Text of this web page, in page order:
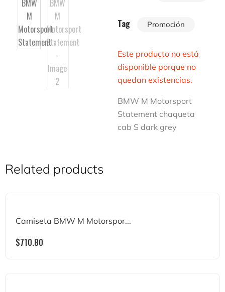
Tag Promoción
Este producto no está
disponible porque no
quedan existencias.
BMW M Motorsport
Statement chaqueta
cab S dark grey
Related products
Camiseta BMW M Motorspor...
$710.80